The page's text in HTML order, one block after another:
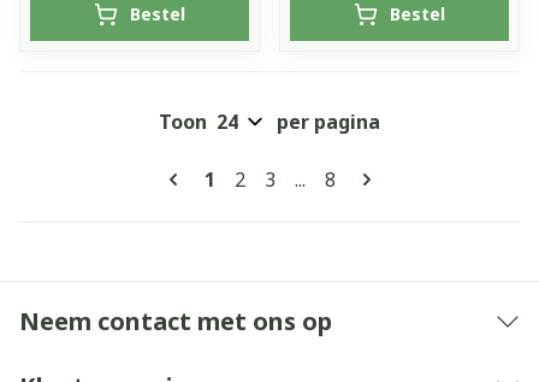
Bestel Bestel
Pagina's
U lees momenteel pagina
1 Pagina
2 Pagina
3 ... Pagina
8
Toon per pagina
Neem contact met ons op